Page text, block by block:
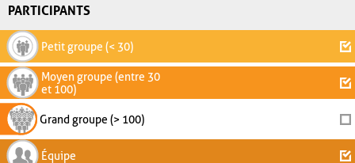
PARTICIPANTS
Petit groupe (< 30)
Moyen groupe (entre 30
et 100)
Grand groupe (> 100)
Équipe